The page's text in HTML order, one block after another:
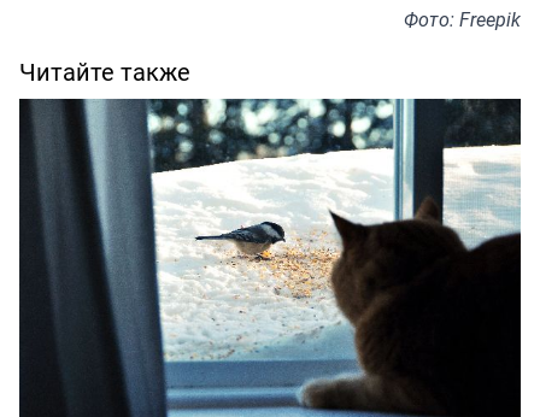
Фото: Freepik
Читайте также